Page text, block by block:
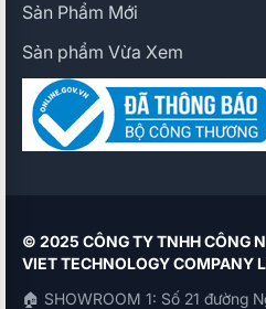
Sản Phẩm Mới
Sản phẩm Vừa Xem
© 2025 CÔNG TY TNHH CÔNG
VIET TECHNOLOGY COMPANY
🏠 SHOWROOM 1: Số 21 đường